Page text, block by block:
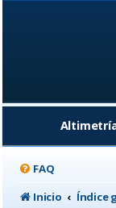
FAQ
Inicio
Índice